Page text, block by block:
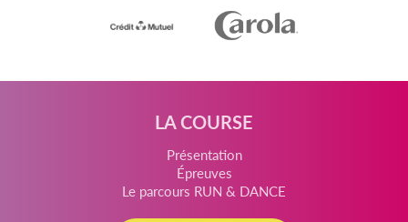
LA COURSE
Présentation
Épreuves
Le parcours RUN & DANCE